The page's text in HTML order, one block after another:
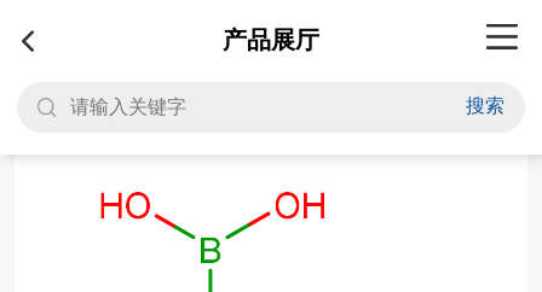
产品展厅
搜索